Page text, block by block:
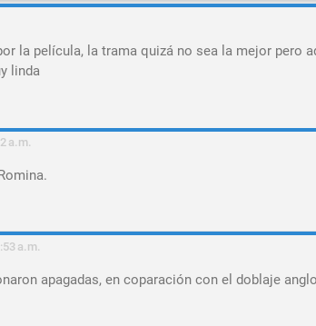
la película, la trama quizá no sea la mejor pero
linda
a.m.
a.m.
apagadas, en coparación con el doblaje